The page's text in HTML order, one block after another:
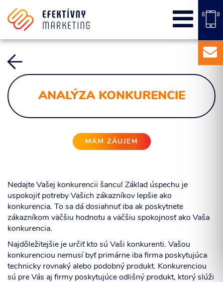
ANALÝZA KONKURENCIE
MÁM ZÁUJEM
Nedajte Vašej konkurencii šancu! Základ úspechu je
uspokojiť potreby Vašich zákazníkov lepšie ako
konkurencia. To sa dá dosiahnuť iba ak poskytnete
zákazníkom väčšiu hodnotu a väčšiu spokojnosť ako Vaša
konkurencia.
Najdôležitejšie je určiť kto sú Vaši konkurenti. Vašou
konkurenciou nemusí byť primárne iba firma poskytujúca
technicky rovnaký alebo podobný produkt. Konkurenciou
sú pre Vás aj firmy poskytujúce odlišný produkt, ktorý slúži
PPC kampane
Správa sociálnych sietí
Content Marketing
Balíky služieb
Marketingový základ
Externý marketingový manažér pre vašu firmu
Súhlasím so spracovaním osobných informácií.